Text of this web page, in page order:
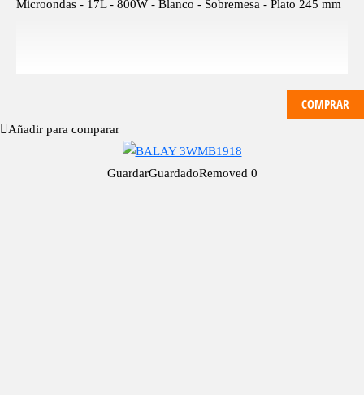
Microondas - 17L - 800W - Blanco - Sobremesa - Plato 245 mm
COMPRAR
Añadir para comparar
GuardarGuardadoRemoved 0